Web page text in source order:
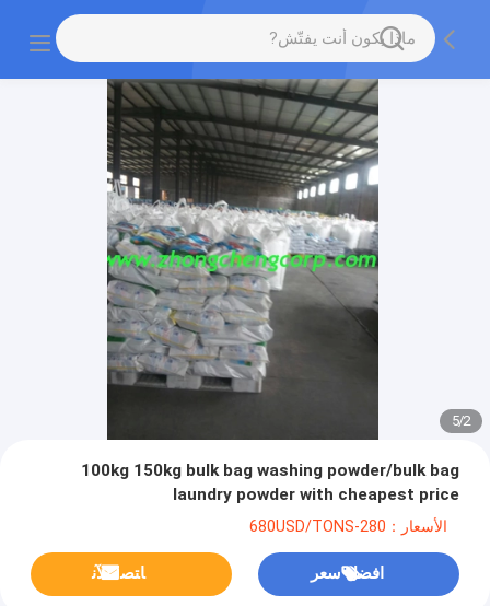
2
/
5
100kg 150kg bulk bag washing powder/bulk bag
laundry powder with cheapest price
الأسعار：280-680USD/TONS
افضل سعر ﺎﺘﺼﻟ ﺍﻶﻧ